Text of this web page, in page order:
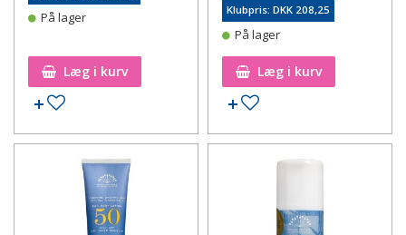
På lager
Læg i kurv
Tilføj til ønskeseddel
Klubpris: DKK 208,25
På lager
Læg i kurv
Tilføj til ønskeseddel